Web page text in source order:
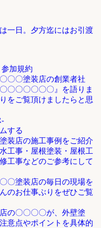
一日。夕方迄にはお引渡
加規約
〇〇塗装店の創業者社
〇〇〇〇〇〇』を語りま
をご覧頂けましたらと思
する
装店の施工事例をご紹介
工事・屋根塗装・屋根工
工事などのご参考にして
〇塗装店の毎日の現場を
のお仕事ぶりをぜひご覧
の〇〇〇〇が、外壁塗
意点やポイントを具体的